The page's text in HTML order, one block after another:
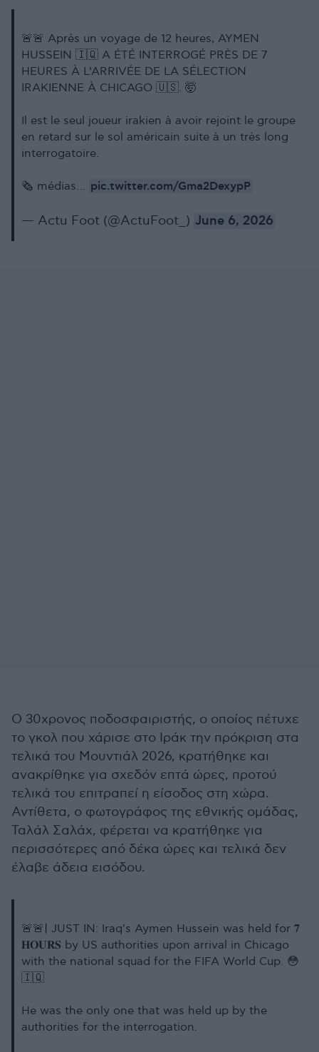
🚨🚨 Après un voyage de 12 heures, AYMEN
HUSSEIN 🇮🇶 A ÉTÉ INTERROGÉ PRÈS DE 7
HEURES À L’ARRIVÉE DE LA SÉLECTION
IRAKIENNE À CHICAGO 🇺🇸. 🤯
Il est le seul joueur irakien à avoir rejoint le groupe
en retard sur le sol américain suite à un très long
interrogatoire.
🗞️ médias… pic.twitter.com/Gma2DexypP
— Actu Foot (@ActuFoot_) June 6, 2026
Ο 30χρονος ποδοσφαιριστής, ο οποίος πέτυχε
το γκολ που χάρισε στο Ιράκ την πρόκριση στα
τελικά του Μουντιάλ 2026, κρατήθηκε και
ανακρίθηκε για σχεδόν επτά ώρες, προτού
τελικά του επιτραπεί η είσοδος στη χώρα.
Αντίθετα, ο φωτογράφος της εθνικής ομάδας,
Ταλάλ Σαλάχ, φέρεται να κρατήθηκε για
περισσότερες από δέκα ώρες και τελικά δεν
έλαβε άδεια εισόδου.
🚨🚨| JUST IN: Iraq's Aymen Hussein was held for 𝟕
𝐇𝐎𝐔𝐑𝐒 by US authorities upon arrival in Chicago
with the national squad for the FIFA World Cup. 😳
🇮🇶
He was the only one that was held up by the
authorities for the interrogation.